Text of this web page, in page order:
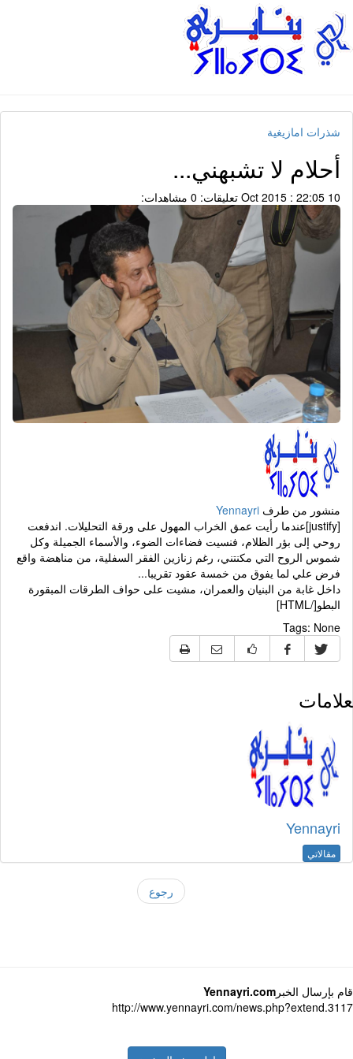
شذرات امازيغية
أحلام لا تشبهني...
10 Oct 2015 : 22:05 تعليقات: 0 مشاهدات:
منشور من طرفYennayri
[justify]عندما رأيت عمق الخراب المهول على ورقة التحليلات. اندفعت
روحي إلى بؤر الظلام، فنسيت فضاءات الضوء، والأسماء الجميلة وكل
شموس الروح التي مكنتني، رغم زنازين الفقر السفلية، من مناهضة واقع
فرض علي لما يفوق من خمسة عقود تقريبا...
داخل غابة من البنيان والعمران، مشيت على حواف الطرقات المبقورة
البطو[/HTML]
Tags:None
Yennayri
مقالاتي
رجوع
بإرسال الخبرYennayri.com
http://www.yennayri.com/